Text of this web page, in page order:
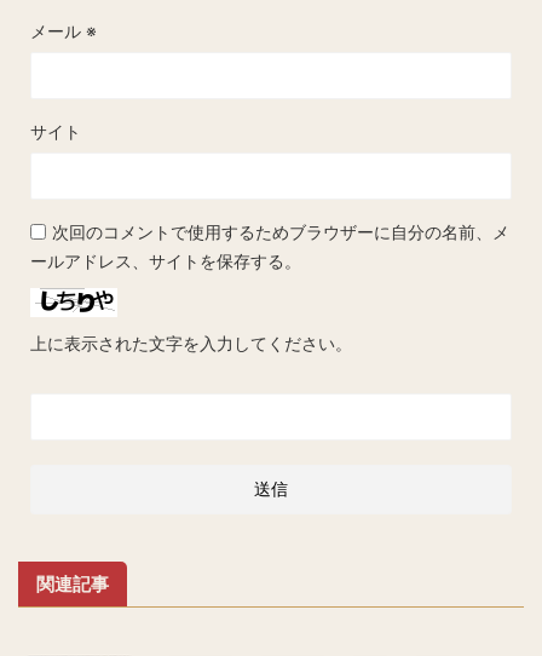
メール ※
サイト
次回のコメントで使用するためブラウザーに自分の名前、メ
ールアドレス、サイトを保存する。
上に表示された文字を入力してください。
関連記事